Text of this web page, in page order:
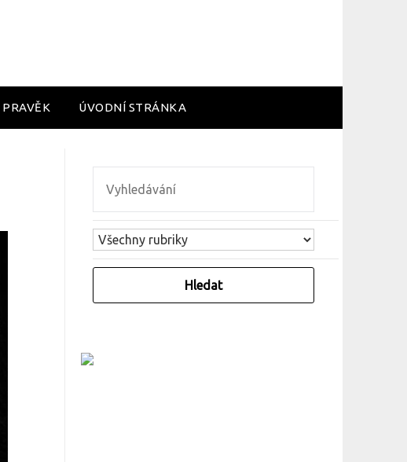
PRAVĚK ÚVODNÍ STRÁNKA